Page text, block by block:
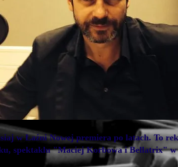
w Łaźni Nowej premiera po latach. To
spektaklu "Maciej Korbowa i Bellatrix"